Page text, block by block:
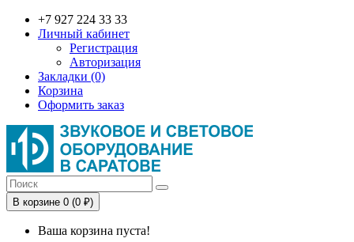
+7 927 224 33 33
Личный кабинет
Регистрация
Авторизация
Закладки (0)
Корзина
Оформить заказ
В корзине 0 (0 ₽)
Ваша корзина пуста!